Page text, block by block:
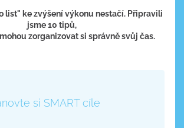
list" ke zvýšení výkonu nestačí. Připravili
jsme 10 tipů,
zorganizovat si správně svůj čas.
si SMART cíle